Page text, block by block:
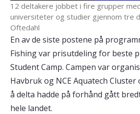
12 deltakere jobbet i fire grupper
universiteter og studier gjennom tre
Oftedahl
En av de siste postene på
Fishing var prisutdeling for beste
Student Camp. Campen var
Havbruk og NCE Aquatech
å delta hadde på forhånd gått
hele landet.